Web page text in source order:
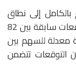
بالكامل إلى نطاق
يتراوح بين 85 و87 مليار دولار، مقابل توقعات سابقة بين 82
معدلة للسهم بين
إلى أن التوقعات تتضمن